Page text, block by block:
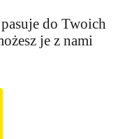
do Twoich
je z nami